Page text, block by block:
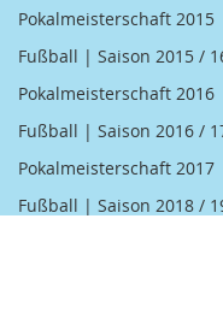
Pokalmeisterschaft 2015
Fußball | Saison 2015 /
Pokalmeisterschaft 2016
Fußball | Saison 2016 /
Pokalmeisterschaft 2017
Fußball | Saison 2018 /